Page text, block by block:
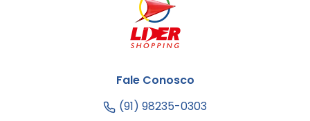
Fale Conosco
(91) 98235-0303